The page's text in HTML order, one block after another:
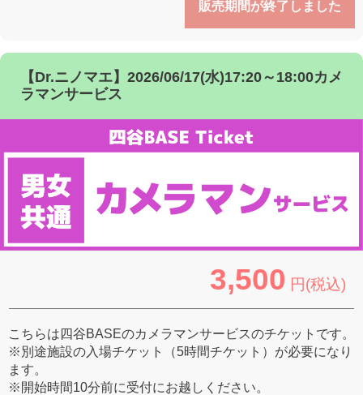
販売期間が終了しました
【Dr.ニノマエ】2026/06/17(水)17:20～18:00カメ
ラマンサービス
3,500 円(税込)
こちらは四谷BASEのカメラマンサービスのチケットです。
※別途施設の入場チケット（5時間チケット）が必要になり
ます。
※開始時間10分前に受付にお越しください。